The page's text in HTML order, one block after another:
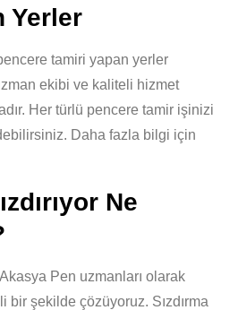
Yerler
tamiri yapan yerler
ekibi ve kaliteli hizmet
Her türlü pencere tamir işinizi
Daha fazla bilgi için
Ne
Pen uzmanları olarak
bir şekilde çözüyoruz. Sızdırma